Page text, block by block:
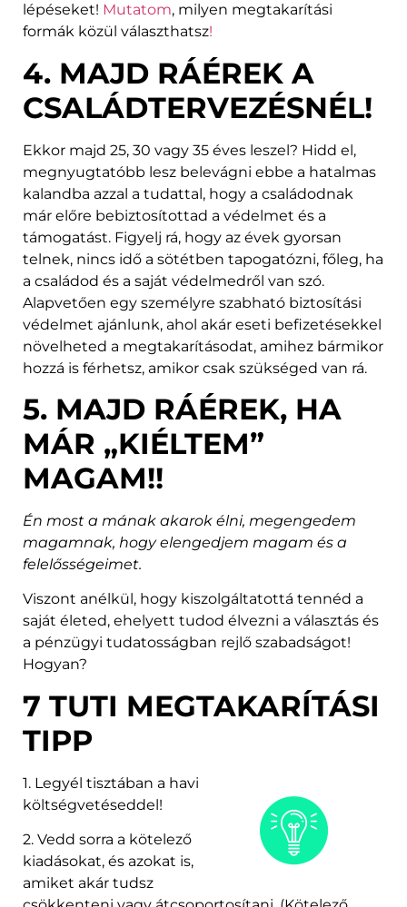
lépéseket! Mutatom, milyen megtakarítási
formák közül választhatsz!
4. MAJD RÁÉREK A
CSALÁDTERVEZÉSNÉL!
Ekkor majd 25, 30 vagy 35 éves leszel? Hidd el,
megnyugtatóbb lesz belevágni ebbe a hatalmas
kalandba azzal a tudattal, hogy a családodnak
már előre bebiztosítottad a védelmet és a
támogatást. Figyelj rá, hogy az évek gyorsan
telnek, nincs idő a sötétben tapogatózni, főleg, ha
a családod és a saját védelmedről van szó.
Alapvetően egy személyre szabható biztosítási
védelmet ajánlunk, ahol akár eseti befizetésekkel
növelheted a megtakarításodat, amihez bármikor
hozzá is férhetsz, amikor csak szükséged van rá.
5. MAJD RÁÉREK, HA
MÁR „KIÉLTEM”
MAGAM!!
Én most a mának akarok élni, megengedem
magamnak, hogy elengedjem magam és a
felelősségeimet.
Viszont anélkül, hogy kiszolgáltatottá tennéd a
saját életed, ehelyett tudod élvezni a választás és
a pénzügyi tudatosságban rejlő szabadságot!
Hogyan?
7 TUTI MEGTAKARÍTÁSI
TIPP
1. Legyél tisztában a havi
költségvetéseddel!
2. Vedd sorra a kötelező
kiadásokat, és azokat is,
amiket akár tudsz